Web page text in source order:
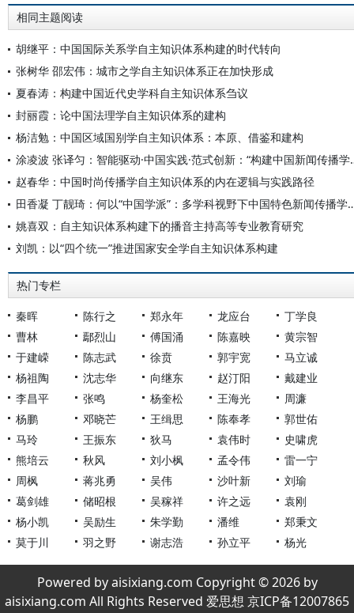
相同主题阅读
胡继平：中国国际关系学自主知识体系构建的时代转向
张树华 邵宏伟：城市之学自主知识体系正在加快形成
夏春涛：构建中国近代史学科自主知识体系刍议
封丽霞：论中国法理学自主知识体系的建构
杨洁勉：中国区域国别学自主知识体系：本原、借鉴和建构
涂凌波 张译匀：智能驱
赵春华：中国时尚传播学自主知识体系的内在逻辑与实践路径
田香凝 丁靓琦：何以“中国学派”
姚喜双：自主知识体系构建下的播音主持高等专业教育研究
刘凯：以“四个统一”推进国家安全学自主知识体系构建
热门专栏
秦晖 陈行之 郑永年 龙应台
丁学良
曹林
鄢烈山 傅国涌 陈嘉映
黄宗智
于建嵘
陈志武 徐贲 郭宇宽
马立诚
杨祖陶
沈志华 向继东 赵汀阳
戴建业
李昌平
张鸣 杨奎松 王海光
周濂
杨鹏
邓晓芒 王缉思 陈奉孝
郭世佑
马玲
王振东 狄马 袁伟时
史啸虎
熊培云
秋风 刘小枫 孟令伟
雷一宁
周枫
蒋兆勇 吴伟 沙叶新
刘瑜
葛剑雄
储昭根 吴稼祥 许之远
袁刚
杨小凯
吴励生 朱学勤 潘维
郑秉文
莫于川
羽之野 谢志浩 孙立平 杨光
Powered by aisixiang.com Copyright © 2026 by
aisixiang.com All Rights Reserved 爱思想 京ICP备12007865